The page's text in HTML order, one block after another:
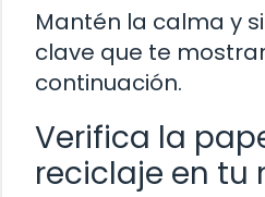
Mantén la calma y
clave que te
continuación.
Verifica la
reciclaje en tu